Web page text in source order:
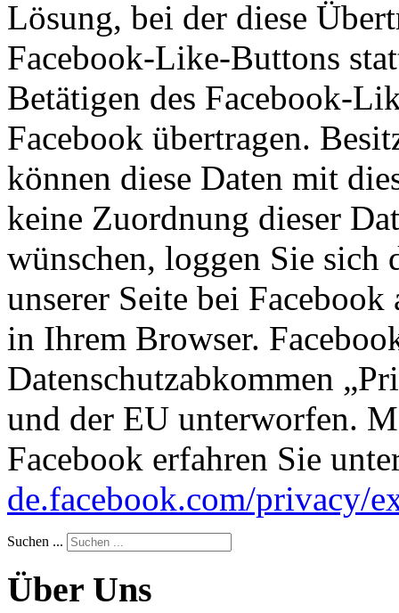
Lösung, bei der diese
Facebook-Like-Buttons
Betätigen des Facebook-
Facebook übertragen.
können diese Daten mit
keine Zuordnung dieser
wünschen, loggen Sie sich
unserer Seite bei
in Ihrem Browser.
Datenschutzabkommen
und der EU unterworfen.
Facebook erfahren Sie
de.facebook.com/privacy/
Suchen ...
Über Uns